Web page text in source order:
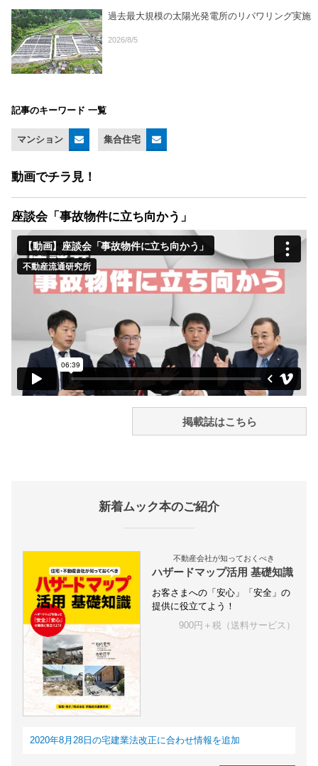
過去最大規模の太陽光発電所のリパワリング実施
2026/8/5
記事のキーワード 一覧
マンション 集合住宅
動画でチラ見！
座談会「事故物件に立ち向かう」
掲載誌はこちら
新着ムック本のご紹介
不動産会社が知っておくべき
ハザードマップ活用 基礎知識
お客さまへの「安心」「安全」の
提供に役立てよう！
900円＋税（送料サービス）
2020年8月28日の宅建業法改正に合わせ情報を追加